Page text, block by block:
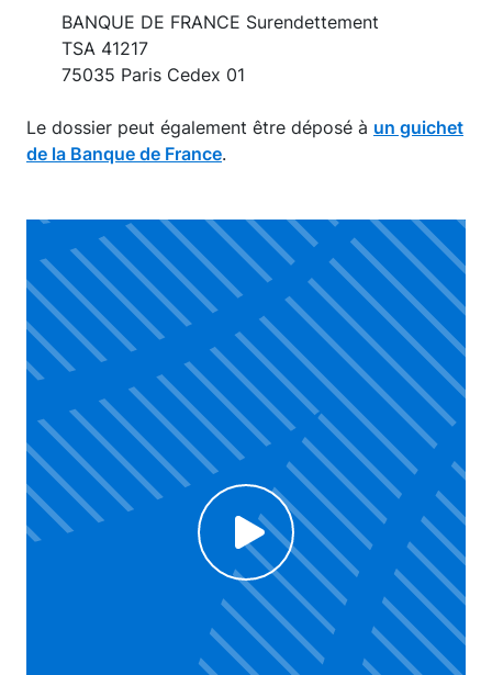
BANQUE DE FRANCE Surendettement
TSA 41217
75035 Paris Cedex 01
Le dossier peut également être déposé à un guichet
de la Banque de France.
Voir la vidéo
Click to enable Youtube cookies and see content